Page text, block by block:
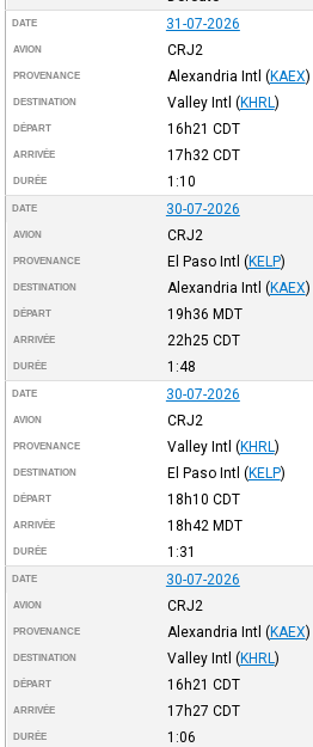
DATE 31-07-2026
AVION CRJ2
PROVENANCE Alexandria Intl (KAEX)
DESTINATION Valley Intl (KHRL )
DÉPART 16h21 CDT
ARRIVÉE 17h32 CDT
DURÉE 1:10
DATE 30-07-2026
AVION CRJ2
PROVENANCE El Paso Intl (KELP)
DESTINATION Alexandria Intl (KAEX)
DÉPART 19h36 MDT
ARRIVÉE 22h25 CDT
DURÉE 1:48
DATE 30-07-2026
AVION CRJ2
PROVENANCE Valley Intl (KHRL )
DESTINATION El Paso Intl (KELP)
DÉPART 18h10 CDT
ARRIVÉE 18h42 MDT
DURÉE 1:31
DATE 30-07-2026
AVION CRJ2
PROVENANCE Alexandria Intl (KAEX)
DESTINATION Valley Intl (KHRL )
DÉPART 16h21 CDT
ARRIVÉE 17h27 CDT
DURÉE 1:06